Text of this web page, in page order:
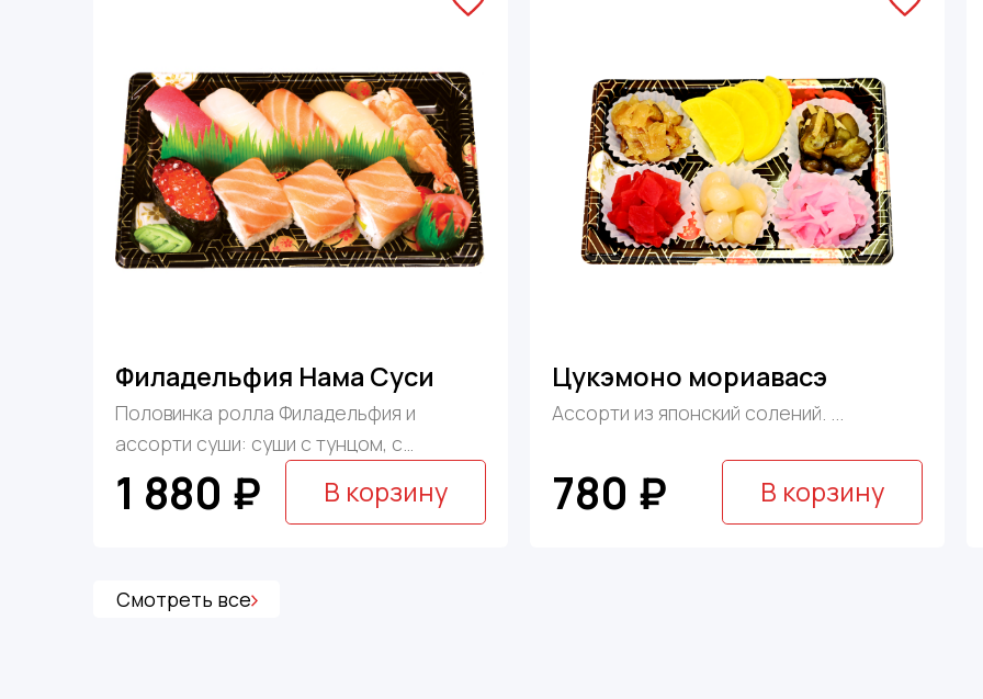
Филадельфия Нама Суси
Половинка ролла Филадельфия и
ассорти суши: суши с тунцом, с
моркисм окунем, с лососем, с морским
гребешком, отварной креветкой и с
1 880 ₽ В корзину
Цукэмоно мориавасэ
Ассорти из японский солений. ...
780 ₽ В корзину
Смотреть все